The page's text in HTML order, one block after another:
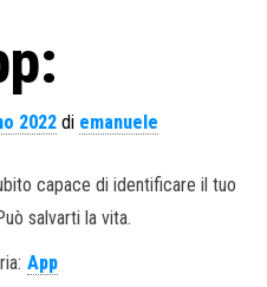
2022di emanuele
capace di identificare il tuo
salvarti la vita.
App